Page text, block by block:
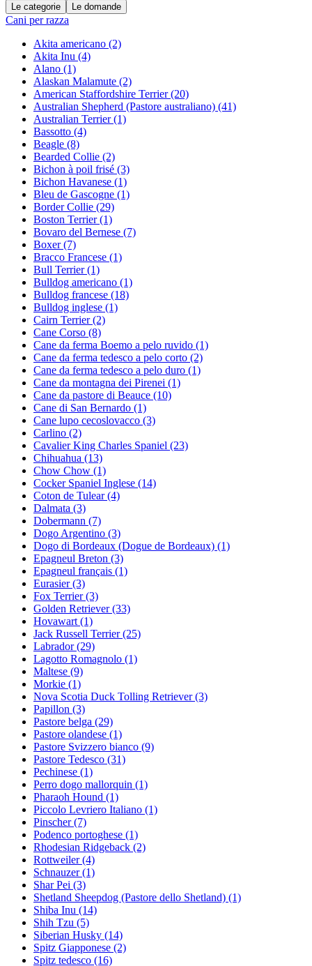
Le categorie Le domande
Cani per razza
Akita americano (2)
Akita Inu (4)
Alano (1)
Alaskan Malamute (2)
American Staffordshire Terrier(20)
Australian Shepherd (Pastore australiano) (41)
Australian Terrier(1)
Bassotto (4)
Beagle (8)
Bearded Collie (2)
Bichon à poil frisé (3)
Bichon Havanese (1)
Bleu de Gascogne (1)
Border Collie (29)
Boston Terrier(1)
Bovaro del Bernese (7)
Boxer(7)
Bracco Francese (1)
Bull Terrier(1)
Bulldog americano (1)
Bulldog francese (18)
Bulldog inglese (1)
Cairn Terrier(2)
Cane Corso (8)
Cane da ferma Boemo a pelo ruvido (1)
Cane da ferma tedesco a pelo corto (2)
Cane da ferma tedesco a pelo duro (1)
Cane da montagna dei Pirenei (1)
Cane da pastore di Beauce (10)
Cane di San Bernardo (1)
Cane lupo cecoslovacco (3)
Carlino (2)
Cavalier King Charles Spaniel (23)
Chihuahua (13)
Chow Chow (1)
Cocker Spaniel Inglese (14)
Coton de Tulear(4)
Dalmata (3)
Dobermann (7)
Dogo Argentino (3)
Dogo di Bordeaux (Dogue de Bordeaux) (1)
Epagneul Breton (3)
Epagneul français (1)
Eurasier(3)
Fox Terrier(3)
Golden Retriever(33)
Hovawart (1)
Jack Russell Terrier(25)
Labrador(29)
Lagotto Romagnolo (1)
Maltese (9)
Morkie (1)
Nova Scotia Duck Tolling Retriever(3)
Papillon (3)
Pastore belga (29)
Pastore olandese (1)
Pastore Svizzero bianco (9)
Pastore Tedesco (31)
Pechinese (1)
Perro dogo mallorquin (1)
Pharaoh Hound (1)
Piccolo Levriero Italiano (1)
Pinscher(7)
Podenco portoghese (1)
Rhodesian Ridgeback (2)
Rottweiler(4)
Schnauzer(1)
Shar Pei (3)
Shetland Sheepdog (Pastore dello Shetland) (1)
Shiba Inu (14)
Shih Tzu (5)
Siberian Husky (14)
Spitz Giapponese (2)
Spitz tedesco (16)